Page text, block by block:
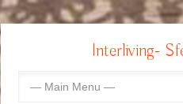
Interliving-